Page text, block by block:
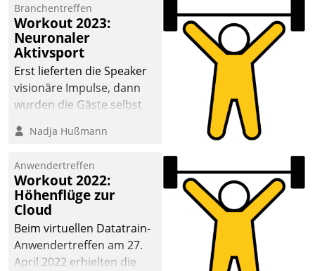
Mammutprojekte
meistern und Workloads
wuppen – bei zunehmend
anspruchsvollen
Aufgaben und
abnehmendem
Branchentreffen
Workout 2023:
Neuronaler
Aktivsport
Erst lieferten die Speaker
visionäre Impulse, dann
wurden die Gäste selbst
methodisch
Quartier. Dazwischen
zeigte Datatrain, was es
Neues zu bieten hat.
Nadja Hußmann
Anwendertreffen
Workout 2022:
Höhenflüge zur
Cloud
Beim virtuellen Datatrain-
Anwendertreffen am 27.
April 2022 erhielten die